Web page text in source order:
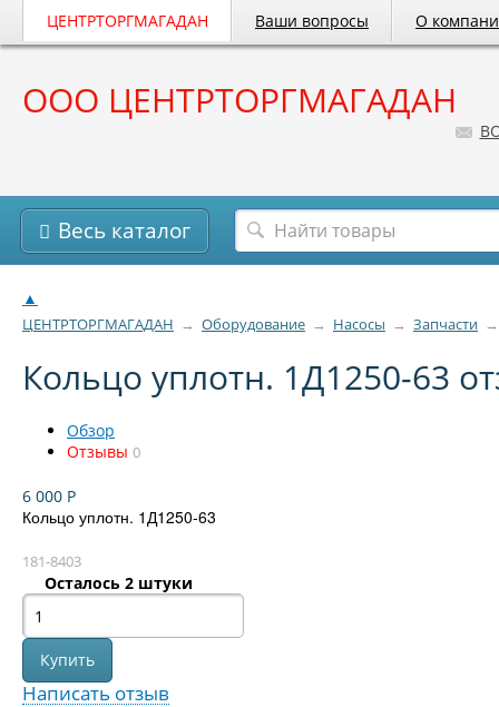
ЦЕНТРТОРГМАГАДАН Ваши вопросы О
ООО ЦЕНТРТОРГМАГАДАН
Весь каталог
▲
ЦЕНТРТОРГМАГАДАН → Оборудование → Насосы → Запчасти →
Кольцо уплотн. 1Д1250-63
Обзор
Отзывы 0
6 000 Р
Кольцо уплотн. 1Д1250-63
181-8403
Осталось 2 штуки
Написать отзыв